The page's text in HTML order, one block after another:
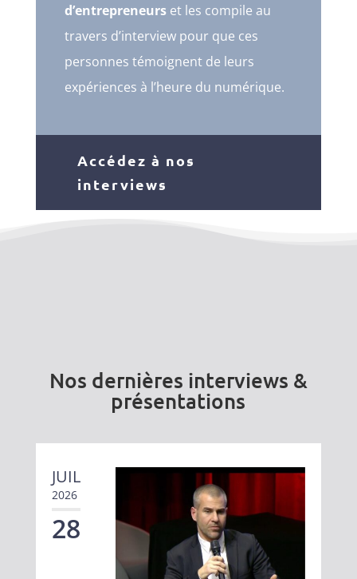
d’entrepreneurset les compile au
travers d’interview pour que ces
personnes témoignent de leurs
expériences à l’heure du numérique.
Accédez à nos
interviews
Nos dernières interviews &
présentations
JUIL
2026
28